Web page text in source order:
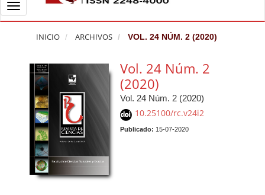
Toggle navigation
INICIO ARCHIVOS VOL. 24 NÚM. 2 (2020)
Vol. 24 Núm. 2
(2020)
Vol. 24 Núm. 2 (2020)
10.25100/rc.v24i2
Publicado: 15-07-2020